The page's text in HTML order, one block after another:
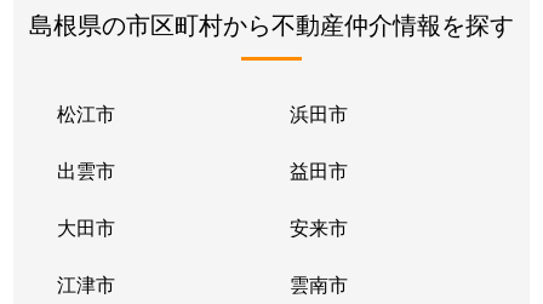
島根県の市区町村から不動産仲介情報を探す
松江市 浜田市
出雲市 益田市
大田市 安来市
江津市 雲南市